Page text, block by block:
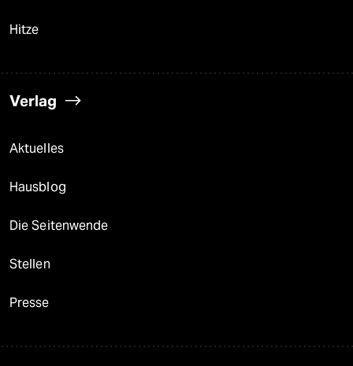
Hitze
Verlag
Aktuelles
Hausblog
Die Seitenwende
Stellen
Presse